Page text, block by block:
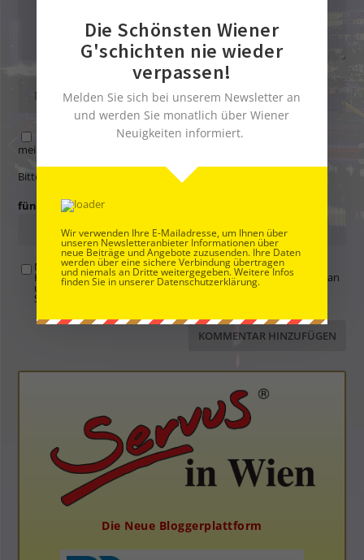
Name, E-Mail-Adresse und Website in diesem Browser für
meinen nächsten Kommentar speichern.
Bitte gib eine Antwort in Ziffern ein:
fünf × fünf =
Mit der Nutzung dieses Formulars übertragen Sie Ihren
Kommentar, Name, Email und IP-Adresse (und ev. Webseite) an
uns und erklären sich einverstanden, dass diese auf unserem
Server gespeichert werden. Siehe
Die Neue Bloggerplattform
Die Schönsten Wiener
G'schichten nie wieder
verpassen!
Melden Sie sich bei unserem Newsletter an
und werden Sie monatlich über Wiener
Neuigkeiten informiert.
Wir verwenden Ihre E-Mailadresse, um Ihnen über
unseren Newsletteranbieter Informationen über
neue Beiträge und Angebote zuzusenden. Ihre Daten
werden über eine sichere Verbindung übertragen
und niemals an Dritte weitergegeben. Weitere Infos
finden Sie in unserer Datenschutzerklärung.